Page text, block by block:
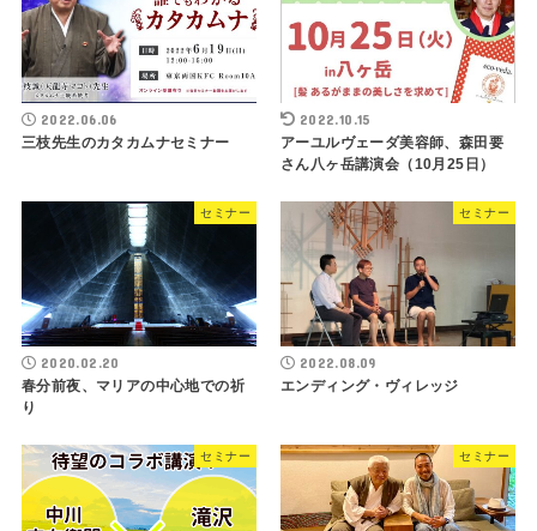
2022.06.06
三枝先生のカタカムナセミナー
2022.10.15
アーユルヴェーダ美容師、森田要
さん八ヶ岳講演会（10月25日）
セミナー
2020.02.20
春分前夜、マリアの中心地での祈
り
セミナー
2022.08.09
エンディング・ヴィレッジ
セミナー セミナー